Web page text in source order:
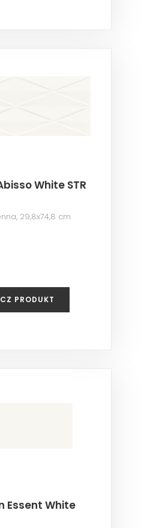
White STR
29,8x74,8 cm
PRODUKT
Essent White